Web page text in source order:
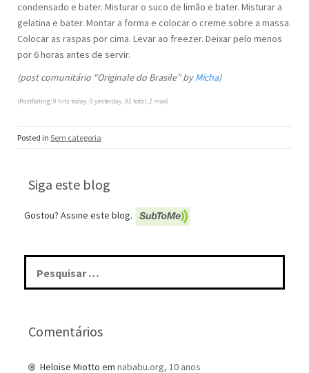
condensado e bater. Misturar o suco de limão e bater. Misturar a
gelatina e bater. Montar a forma e colocar o creme sobre a massa.
Colocar as raspas por cima. Levar ao freezer. Deixar pelo menos
por 6 horas antes de servir.
(post comunitário “Originale do Brasile” byMicha)
(PostRating: 0 hits today, 0 yesterday, 92 total, 2 max)
Posted in Sem categoria
Siga este blog
Gostou? Assine este blog.
Pesquisar
por:
Comentários
Heloise Miotto em nababu.org, 10 anos